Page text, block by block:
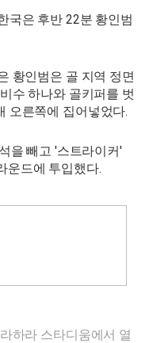
국은 후반 22분 황인범
황인범은 골 지역 정면
수 하나와 골키퍼를 벗
오른쪽에 집어넣었다.
을 빼고 '스트라이커'
운드에 투입했다.
하라 스타디움에서 열